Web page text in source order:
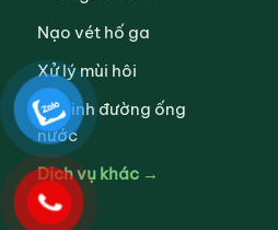
Nạo vét hố ga
Xử lý mùi hôi
Vệ sinh đường ống
nước
Dịch vụ khác →